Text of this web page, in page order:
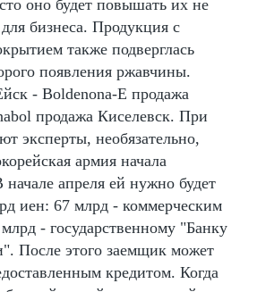
оно будет повышать их не
бизнеса. Продукция с
также подверглась
появления ржавчины.
- Boldenona-E продажа
продажа Киселевск. При
эксперты, необязательно,
армия начала
апреля ей нужно будет
иен: 67 млрд - коммерческим
- государственному "Банку
После этого заемщик может
кредитом. Когда